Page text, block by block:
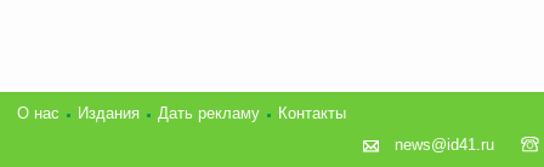
О нас Издания Дать рекламу
Контакты
news@id41.ru